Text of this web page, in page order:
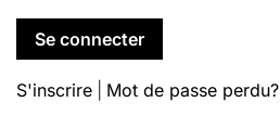
S'inscrire Mot de passe perdu?